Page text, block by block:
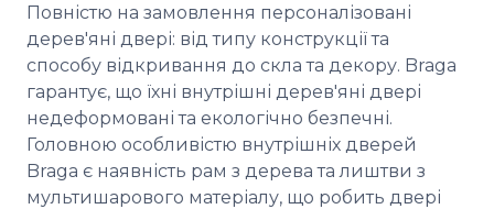
Повністю на замовлення персоналізовані
дерев'яні двері: від типу конструкції та
способу відкривання до скла та декору. Braga
гарантує, що їхні внутрішні дерев'яні двері
недеформовані та екологічно безпечні.
Головною особливістю внутрішніх дверей
Braga є наявність рам з дерева та лиштви з
мультишарового матеріалу, що робить двері